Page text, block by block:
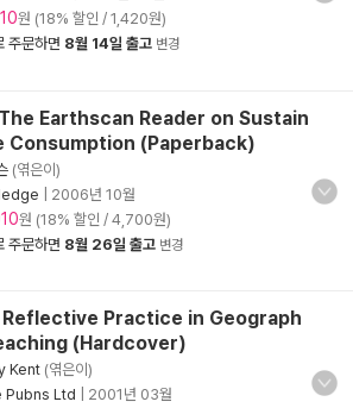
원 (18% 할인 / 1,420원)
주문하면 8월 14일 출고 변경
The Earthscan Reader on Sustain
Consumption (Paperback)
(엮은이)
2006년 10월
원 (18% 할인 / 4,700원)
주문하면 8월 26일 출고 변경
Reflective Practice in Geograph
(Hardcover)
Kent (엮은이)
Pubns Ltd
2001년 03월